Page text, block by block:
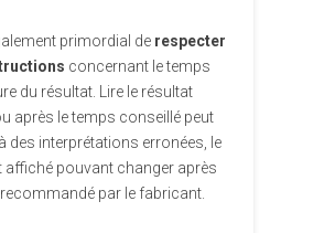
primordial de respecter
concernant le temps
du résultat. Lire le résultat
après le temps conseillé peut
des interprétations erronées, le
affiché pouvant changer après
recommandé par le fabricant.